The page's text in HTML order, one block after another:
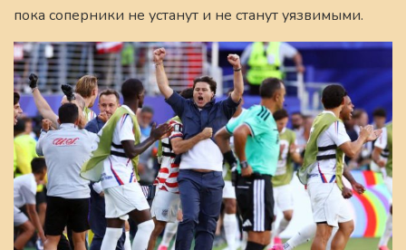
пока соперники не устанут и не станут уязвимыми.